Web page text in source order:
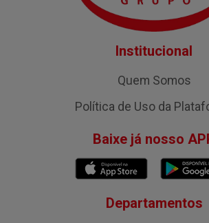
Institucional
Quem Somos
Política de Uso da
Baixe já nosso
Departamentos